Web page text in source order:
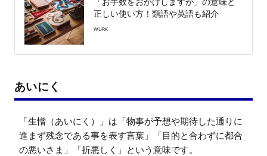
正しい使い方！類語や英語も紹介
WURK
あいにく
「生憎（あいにく）」は「物事が予想や期待した通りに
進まず残念である事を表す言葉」「目的と合わずに都合
の悪いさま」「折悪しく」という意味です。